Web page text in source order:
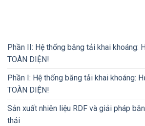
Phần II: Hệ thống băng tải khai khoáng:
TOÀN DIỆN!
Phần I: Hệ thống băng tải khai khoáng:
TOÀN DIỆN!
Sản xuất nhiên liệu RDF và giải pháp
thải